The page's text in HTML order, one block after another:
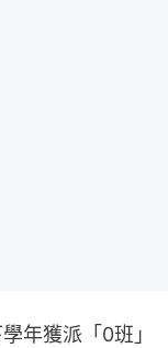
年獲派「0班」